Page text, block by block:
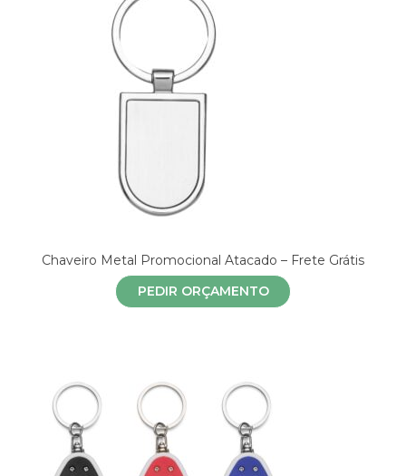
Chaveiro Metal Promocional Atacado – Frete Grátis
PEDIR ORÇAMENTO